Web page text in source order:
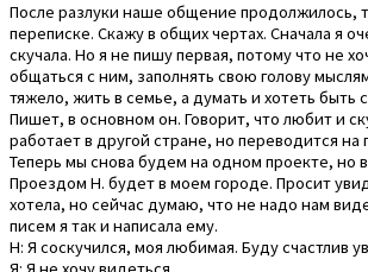
После разлуки наше общение продолжилось,
переписке. Скажу в общих чертах. Сначала я
скучала. Но я не пишу первая, потому что не
общаться с ним, заполнять свою голову
тяжело, жить в семье, а думать и хотеть быть
Пишет, в основном он. Говорит, что любит и
работает в другой стране, но переводится на
Теперь мы снова будем на одном проекте, но
Проездом Н. будет в моем городе. Просит
хотела, но сейчас думаю, что не надо нам
писем я так и написала ему.
Н: Я соскучился, моя любимая. Буду счастлив